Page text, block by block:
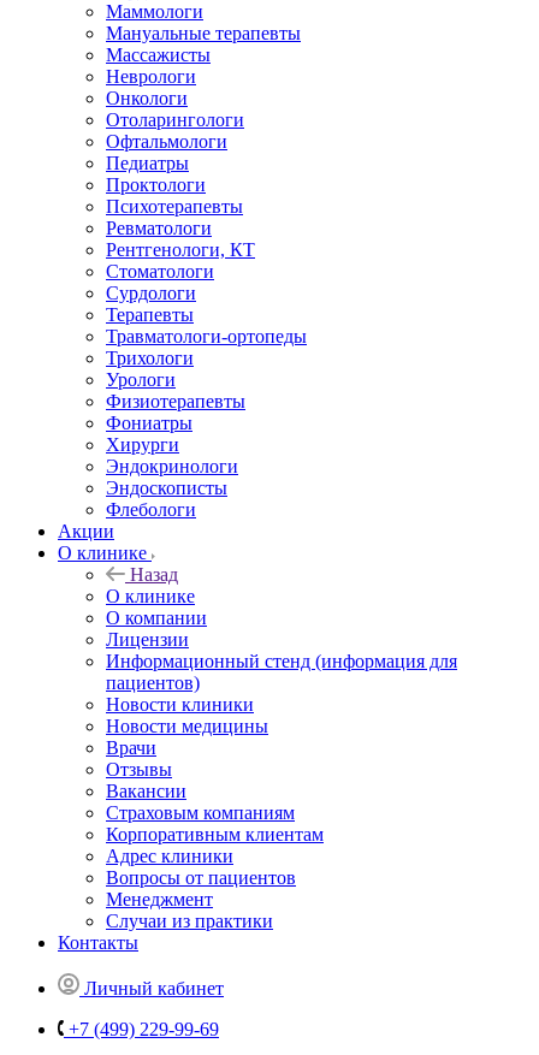
Маммологи
Мануальные терапевты
Массажисты
Неврологи
Онкологи
Отоларингологи
Офтальмологи
Педиатры
Проктологи
Психотерапевты
Ревматологи
Рентгенологи, КТ
Стоматологи
Сурдологи
Терапевты
Травматологи-ортопеды
Трихологи
Урологи
Физиотерапевты
Фониатры
Хирурги
Эндокринологи
Эндоскописты
Флебологи
Акции
О клинике
Назад
О клинике
О компании
Лицензии
Информационный стенд (информация для
пациентов)
Новости клиники
Новости медицины
Врачи
Отзывы
Вакансии
Страховым компаниям
Корпоративным клиентам
Адрес клиники
Вопросы от пациентов
Менеджмент
Случаи из практики
Контакты
Личный кабинет
+7 (499) 229-99-69